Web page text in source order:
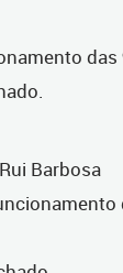
das
Barbosa